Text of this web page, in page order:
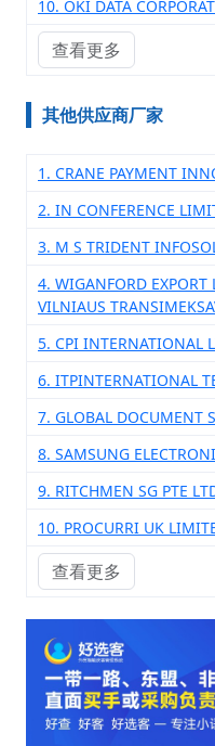
10. OKI DATA
查看更多
其他供应商厂家
1. CRANE PAYMENT
2. IN CONFERENCE
3. M S TRIDENT
4. WIGANFORD EXPORT
VILNIAUS
5. CPI INTERNATIONAL
6. ITPINTERNATIONAL
7. GLOBAL DOCUMENT
8. SAMSUNG
9. RITCHMEN SG PTE
10. PROCURRI UK
查看更多